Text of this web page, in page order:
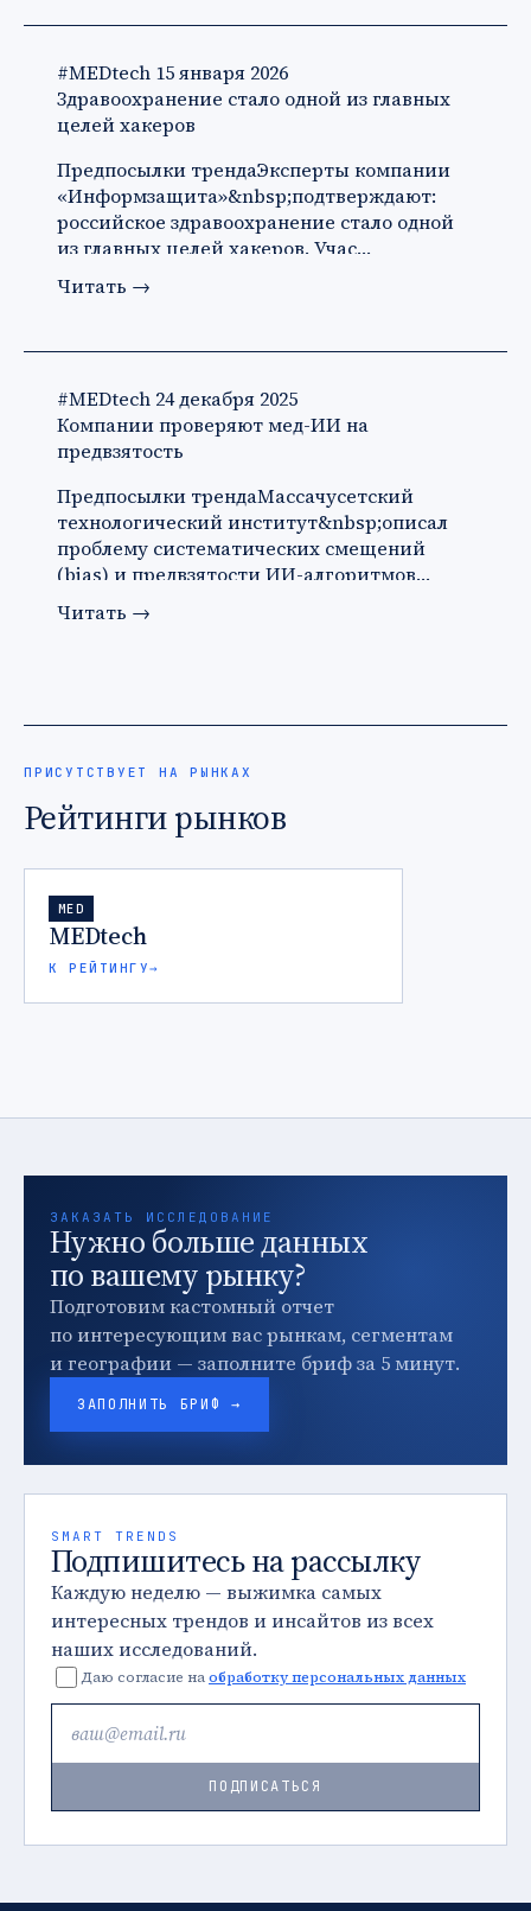
#MEDtech 15 января 2026
Здравоохранение стало одной из главных
целей хакеров
Предпосылки трендаЭксперты компании
«Информзащита»&nbsp;подтверждают:
российское здравоохранение стало одной
из главных целей хакеров. Учас…
Читать →
#MEDtech 24 декабря 2025
Компании проверяют мед-ИИ на
предвзятость
Предпосылки трендаМассачусетский
технологический институт&nbsp;описал
проблему систематических смещений
(bias) и предвзятости ИИ-алгоритмов…
Читать →
ПРИСУТСТВУЕТ НА РЫНКАХ
Рейтинги рынков
MED
MEDtech
К РЕЙТИНГУ→
ЗАКАЗАТЬ ИССЛЕДОВАНИЕ
Нужно больше данных
по вашему рынку?
Подготовим кастомный отчет
по интересующим вас рынкам, сегментам
и географии — заполните бриф за 5 минут.
ЗАПОЛНИТЬ БРИФ →
SMART TRENDS
Подпишитесь на рассылку
Каждую неделю — выжимка самых
интересных трендов и инсайтов из всех
наших исследований.
Даю согласие наобработку персональных данных
ПОДПИСАТЬСЯ